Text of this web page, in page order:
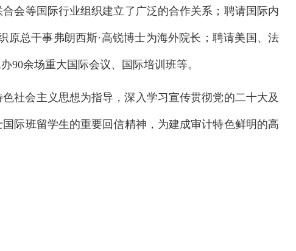
会等国际行业组织建立了广泛的合作关系；聘请国际内
原总干事弗朗西斯·高锐博士为海外院长；聘请美国、法
90余场重大国际会议、国际培训班等。
社会主义思想为指导，深入学习宣传贯彻党的二十大及
际班留学生的重要回信精神，为建成审计特色鲜明的高